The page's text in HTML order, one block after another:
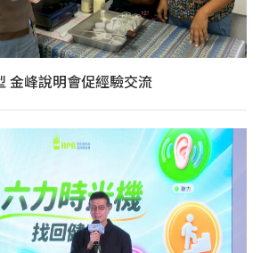
金峰說明會促經驗交流